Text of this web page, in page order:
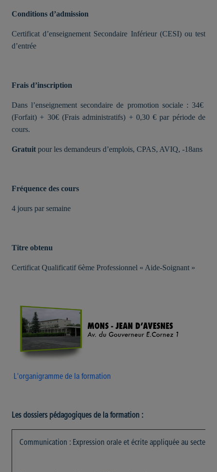
Conditions d’admission
Certificat d’enseignement Secondaire Inférieur (CESI) ou test
d’entrée
Frais d’inscription
Dans l’enseignement secondaire de promotion sociale : 34€
(Forfait) + 30€ (Frais administratifs) + 0,30 € par période de
cours.
Gratuit pour les demandeurs d’emplois, CPAS, AVIQ, -18ans
Fréquence des cours
4 jours par semaine
Titre obtenu
Certificat Qualificatif 6ème Professionnel « Aide-Soignant »
L'organigramme de la formation
Les dossiers pédagogiques de la formation :
Communication : Expression orale et écrite appliquée au secteur